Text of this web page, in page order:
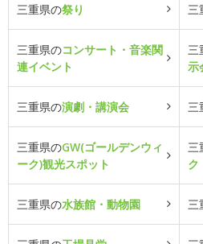
三重県の祭り 三
三重県のコンサート・音楽関
連イベント
三
示
三重県の演劇・講演会 三
三重県のGW(ゴールデンウィ
ーク)観光スポット
三
ク
三重県の水族館・動物園 三